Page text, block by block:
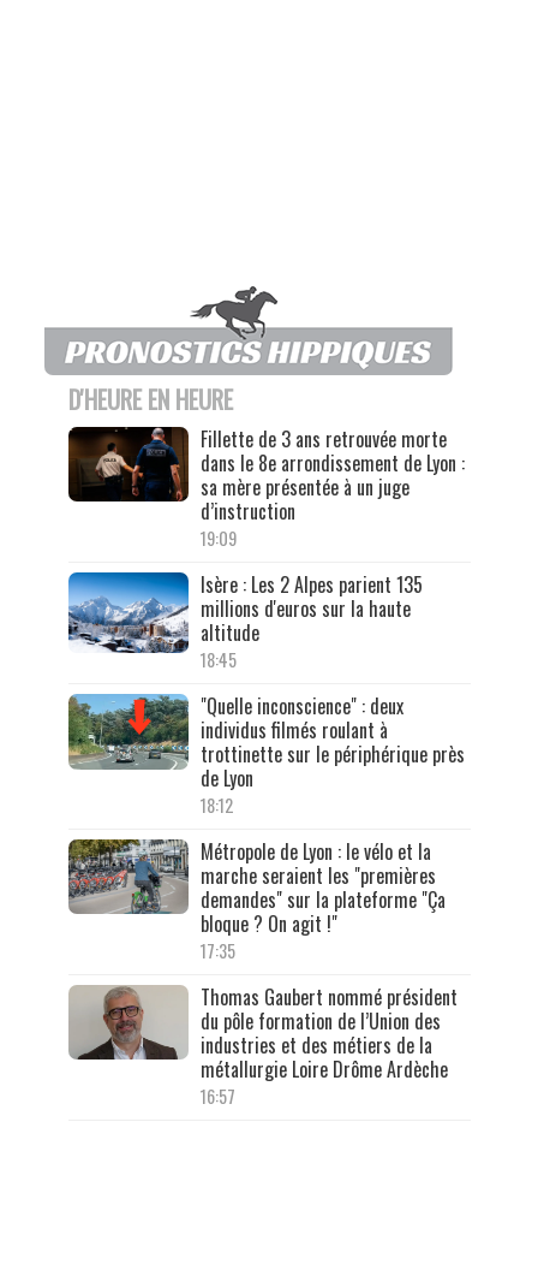
D'HEURE EN HEURE
Fillette de 3 ans retrouvée morte
dans le 8e arrondissement de Lyon :
sa mère présentée à un juge
d’instruction
19:09
Isère : Les 2 Alpes parient 135
millions d'euros sur la haute
altitude
18:45
"Quelle inconscience" : deux
individus filmés roulant à
trottinette sur le périphérique près
de Lyon
18:12
Métropole de Lyon : le vélo et la
marche seraient les "premières
demandes" sur la plateforme "Ça
bloque ? On agit !"
17:35
Thomas Gaubert nommé président
du pôle formation de l’Union des
industries et des métiers de la
métallurgie Loire Drôme Ardèche
16:57